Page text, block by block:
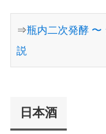
⇒瓶内二次発酵 〜
説
日本酒